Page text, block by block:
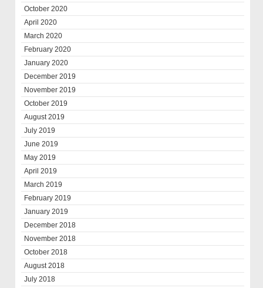
October 2020
April 2020
March 2020
February 2020
January 2020
December 2019
November 2019
October 2019
August 2019
July 2019
June 2019
May 2019
April 2019
March 2019
February 2019
January 2019
December 2018
November 2018
October 2018
August 2018
July 2018